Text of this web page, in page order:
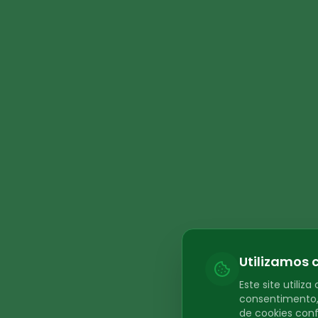
Utilizamos
Este site utiliza
de cookies